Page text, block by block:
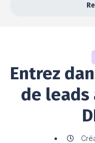
Entrez
de leads